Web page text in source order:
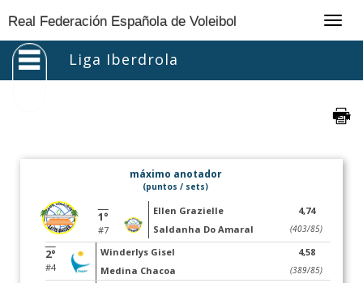
Real Federación Española de Voleibol
Liga Iberdrola
máximo anotador
(puntos / sets)
1°
#7
Ellen Grazielle
Saldanha Do Amaral
4,74
(403/85)
2°
#4
Winderlys Gisel
Medina Chacoa
4,58
(389/85)